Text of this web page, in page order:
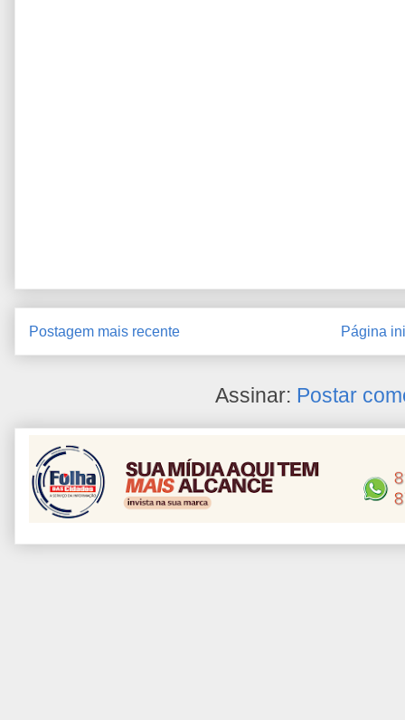
Postagem mais recente Página
Assinar: Postar